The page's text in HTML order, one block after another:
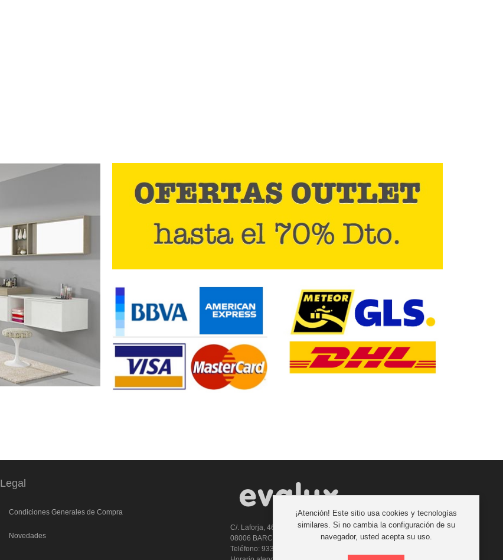
Legal
Condiciones Generales de Compra
Novedades
C/. Laforja, 46
08006 BARCELONA (ESPAÑA)
Teléfono: 933 210 593 - 619 711 900
¡Atención! Este sitio usa cookies y tecnologías
similares. Si no cambia la configuración de su
navegador, usted acepta su uso.